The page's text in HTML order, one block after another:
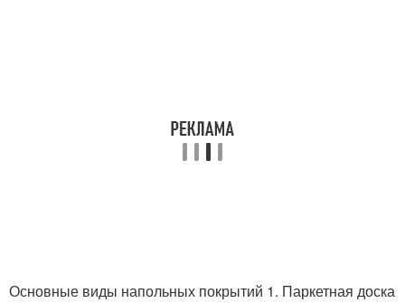
Основные виды напольных покрытий 1. Паркетная доска